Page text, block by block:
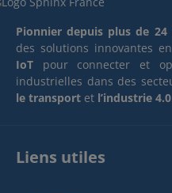
Pionnier depuis plus de 24
des solutions innovantes
IoT pour connecter et
industrielles dans des
le transport et l’industrie 4.0
Liens utiles